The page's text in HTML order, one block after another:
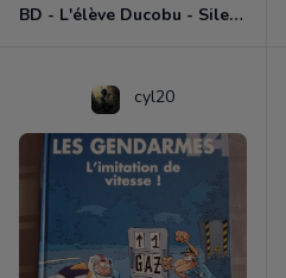
BD - L'élève Ducobu - Silence, on copie
cyl20